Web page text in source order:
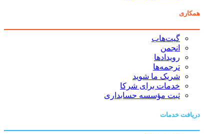
همکاری
گیت‌هاب
انجمن
رویدادها
ترجمه‌ها
شریک ما شوید
خدمات برای شرکا
ثبت مؤسسه حسابداری
دریافت خدمات